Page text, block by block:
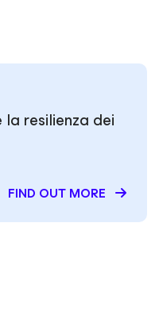
resilienza dei
FIND OUT MORE